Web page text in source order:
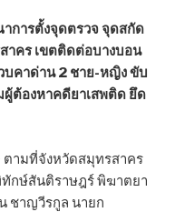
การตั้งจุดตรวจ จุดสกัด
าคร เขตติดต่อบางบอน
บคาด่าน 2 ชาย-หญิง ขับ
ต้องหาคดียาเสพติด ยึด
ตามที่จังหวัดสมุทรสาคร
กษ์สันติราษฎร์ พิฆาตยา
ชาญวีรกูล นายก